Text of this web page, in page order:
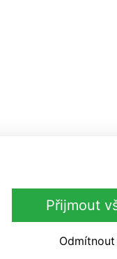
Přijmout
Odmítnout